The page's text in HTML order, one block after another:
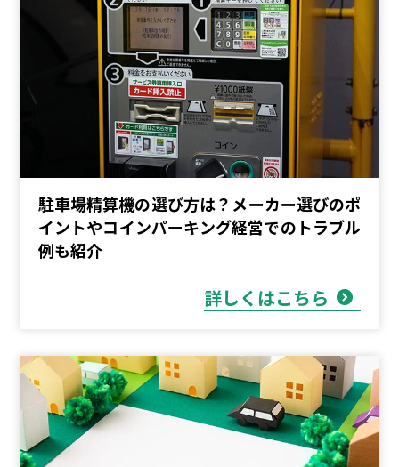
駐車場精算機の選び方は？メーカー選びのポ
イントやコインパーキング経営でのトラブル
例も紹介
詳しくはこちら